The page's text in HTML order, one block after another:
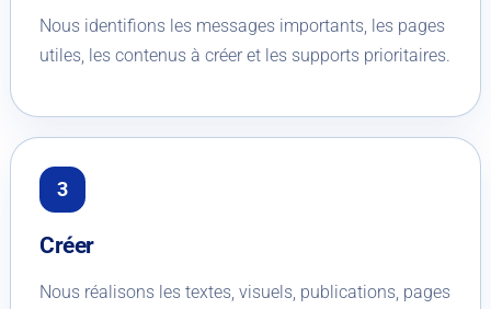
Nous identifions les messages importants, les pages
utiles, les contenus à créer et les supports prioritaires.
Créer
Nous réalisons les textes, visuels, publications, pages